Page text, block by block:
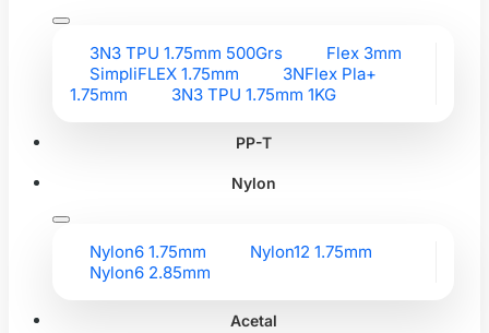
3N3 TPU 1.75mm 500Grs
Flex 3mm
SimpliFLEX 1.75mm
3NFlex Pla+
1.75mm
3N3 TPU 1.75mm 1KG
PP-T
Nylon
Nylon6 1.75mm
Nylon12 1.75mm
Nylon6 2.85mm
Acetal